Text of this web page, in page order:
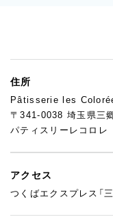
住所
Pâtisserie les
〒341-0038 埼玉県三
パティスリーレコロレ
アクセス
つくばエクスプレス「